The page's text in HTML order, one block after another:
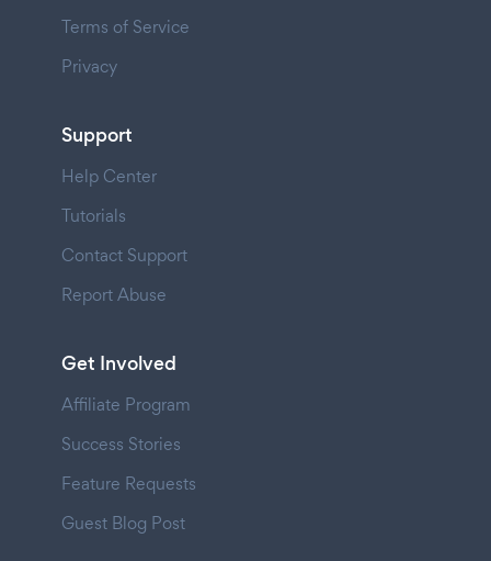
Terms of Service
Privacy
Support
Help Center
Tutorials
Contact Support
Report Abuse
Get Involved
Affiliate Program
Success Stories
Feature Requests
Guest Blog Post